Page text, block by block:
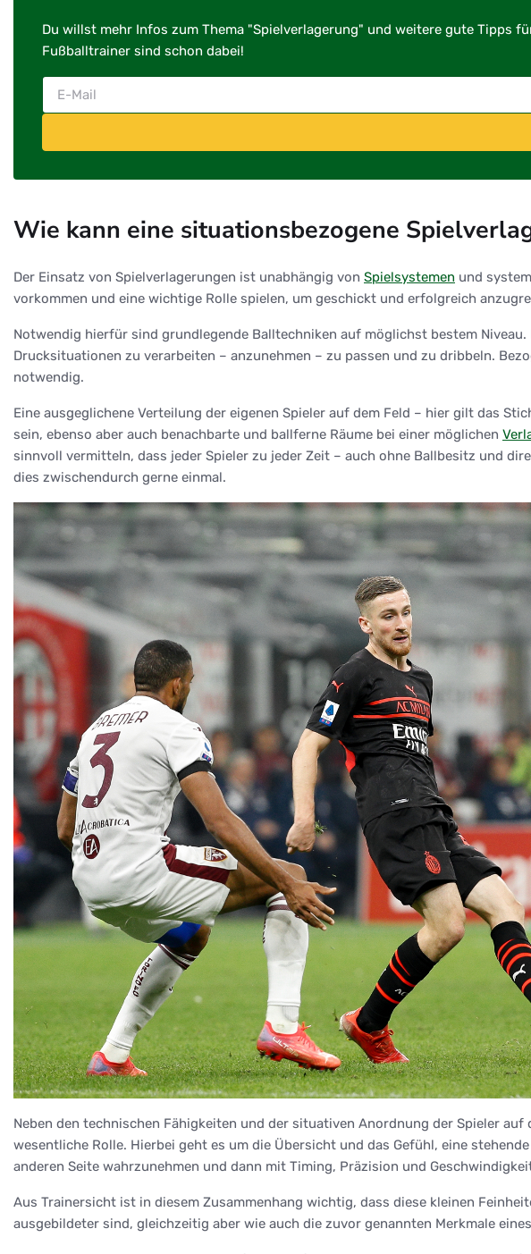
Du willst mehr Infos zum Thema "Spielverlagerung" und weitere gute Tipps
Fußballtrainer sind schon dabei!
Wie kann eine situationsbezogene
Der Einsatz von Spielverlagerungen ist unabhängig von Spielsystemen und
vorkommen und eine wichtige Rolle spielen, um geschickt und erfolgreich
Notwendig hierfür sind grundlegende Balltechniken auf möglichst bestem
Drucksituationen zu verarbeiten – anzunehmen – zu passen und zu dribbeln.
notwendig.
Eine ausgeglichene Verteilung der eigenen Spieler auf dem Feld – hier gilt das
sein, ebenso aber auch benachbarte und ballferne Räume bei einer möglichen
sinnvoll vermitteln, dass jeder Spieler zu jeder Zeit – auch ohne Ballbesitz und
dies zwischendurch gerne einmal.
Neben den technischen Fähigkeiten und der situativen Anordnung der Spieler
wesentliche Rolle. Hierbei geht es um die Übersicht und das Gefühl, eine
anderen Seite wahrzunehmen und dann mit Timing, Präzision und
Aus Trainersicht ist in diesem Zusammenhang wichtig, dass diese kleinen
ausgebildeter sind, gleichzeitig aber wie auch die zuvor genannten Merkmale